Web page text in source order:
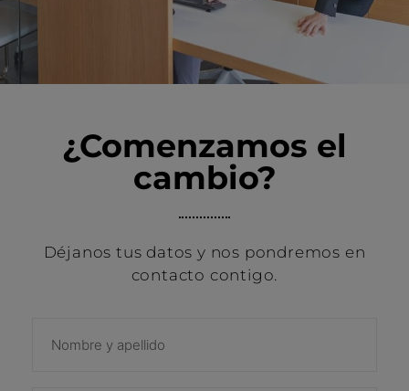
¿Comenzamos el
cambio?
Déjanos tus datos y nos pondremos en
contacto contigo.